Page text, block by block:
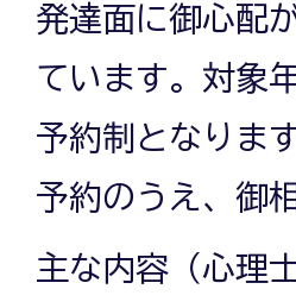
発達面に御心配
ています。対象
予約制となりま
予約のうえ、御
主な内容（心理